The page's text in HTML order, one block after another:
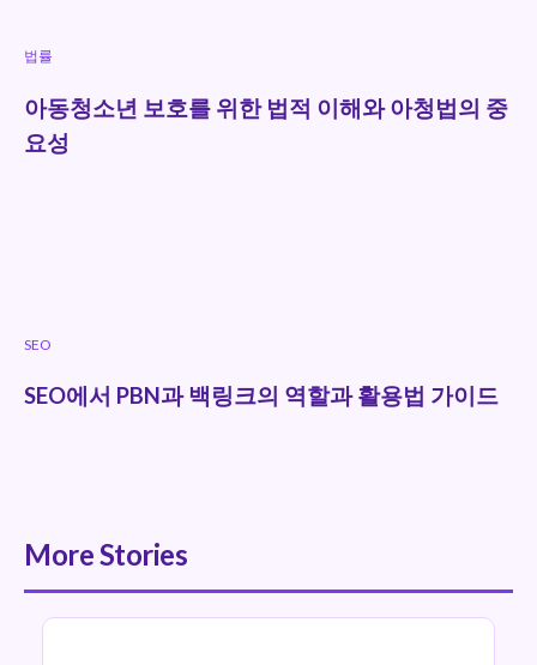
법률
아동청소년 보호를 위한 법적 이해와 아청법의 중
요성
SEO
SEO에서 PBN과 백링크의 역할과 활용법 가이드
More Stories